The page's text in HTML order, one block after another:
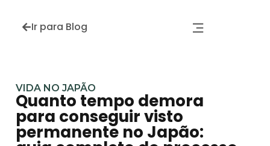
Ir para Blog
VIDA NO JAPÃO
Quanto tempo demora
para conseguir visto
permanente no Japão: